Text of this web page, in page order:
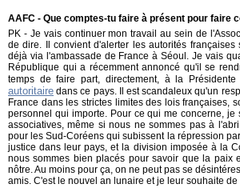
AAFC - Que comptes-tu faire à présent pour faire
PK - Je vais continuer mon travail au sein de
de dire. Il convient d'alerter les autorités
déjà via l'ambassade de France à Séoul. Je vais
République qui a récemment annoncé qu'il se
temps de faire part, directement, à la
autoritaire dans ce pays. Il est scandaleux qu'un
France dans les strictes limites des lois françaises,
personnel qui importe. Pour ce qui me concerne,
associatives, même si nous ne sommes pas à
pour les Sud-Coréens qui subissent la répression
justice dans leur pays, et la division imposée à la
nous sommes bien placés pour savoir que la
nôtre. Au moins pour ça, on ne peut pas se
amis. C'est le nouvel an lunaire et je leur souhaite